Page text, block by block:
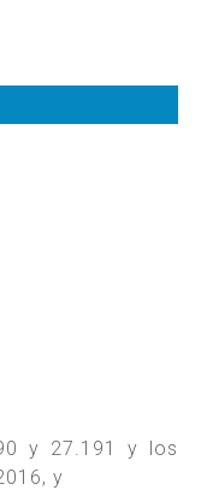
y 27.191 y los
y